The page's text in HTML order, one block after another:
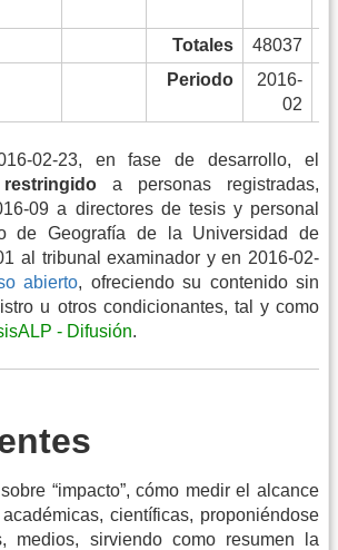
Totales
48037
Periodo
2016-
02
02-23, en fase de desarrollo, el
restringido a personas registradas,
09 a directores de tesis y personal
de Geografía de la Universidad de
al tribunal examinador y en 2016-02-
abierto, ofreciendo su contenido sin
u otros condicionantes, tal y como
- Difusión.
“impacto”, cómo medir el alcance
científicas, proponiéndose
medios, sirviendo como resumen la